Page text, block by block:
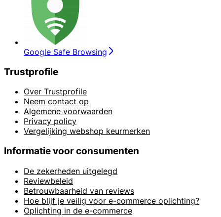
Google Safe Browsing
Trustprofile
Over Trustprofile
Neem contact op
Algemene voorwaarden
Privacy policy
Vergelijking webshop keurmerken
Informatie voor consumenten
De zekerheden uitgelegd
Reviewbeleid
Betrouwbaarheid van reviews
Hoe blijf je veilig voor e-commerce oplichting?
Oplichting in de e-commerce